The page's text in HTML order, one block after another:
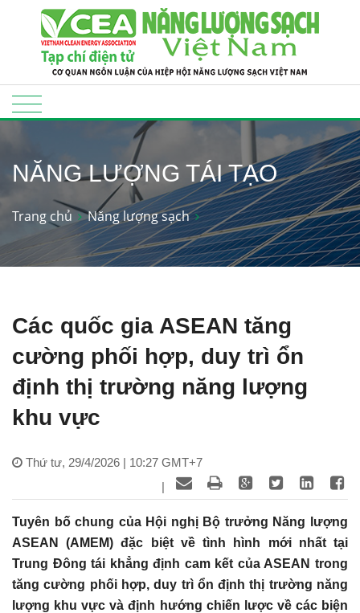
NĂNG LƯỢNG TÁI TẠO
Trang chủ Năng lượng sạch
Các quốc gia ASEAN tăng
cường phối hợp, duy trì ổn
định thị trường năng lượng
khu vực
Thứ tư, 29/4/2026 | 10:27 GMT+7
|
Tuyên bố chung của Hội nghị Bộ trưởng Năng lượng
ASEAN (AMEM) đặc biệt về tình hình mới nhất tại
Trung Đông tái khẳng định cam kết của ASEAN trong
tăng cường phối hợp, duy trì ổn định thị trường năng
lượng khu vực và định hướng chiến lược về các biện